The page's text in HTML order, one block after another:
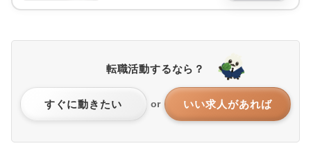
転職活動するなら？
すぐに動きたい or いい求人があれば